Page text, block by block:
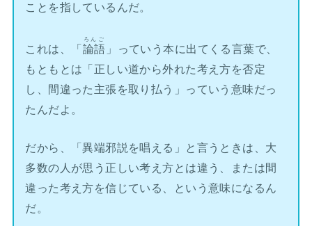
ことを指しているんだ。
これは、「論語
ろんご
」っていう本に出てくる言葉で、
もともとは「正しい道から外れた考え方を否定
し、間違った主張を取り払う」っていう意味だっ
たんだよ。
だから、「異端邪説を唱える」と言うときは、大
多数の人が思う正しい考え方とは違う、または間
違った考え方を信じている、という意味になるん
だ。